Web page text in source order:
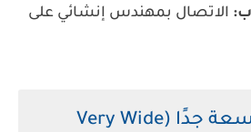
الاتصال بمهندس إنشائي على
5. الشروخ الواسعة جدًا (Very Wide